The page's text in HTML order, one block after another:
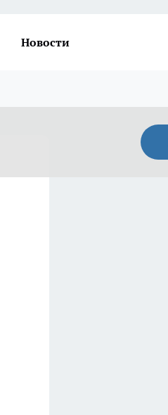
Новости